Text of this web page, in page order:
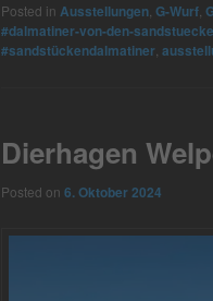
Posted in Ausstellungen G-Wurf
#dalmatiner-von-den-
#sandstückendalmatiner
Dierhagen
Posted on 6. Oktober 2024